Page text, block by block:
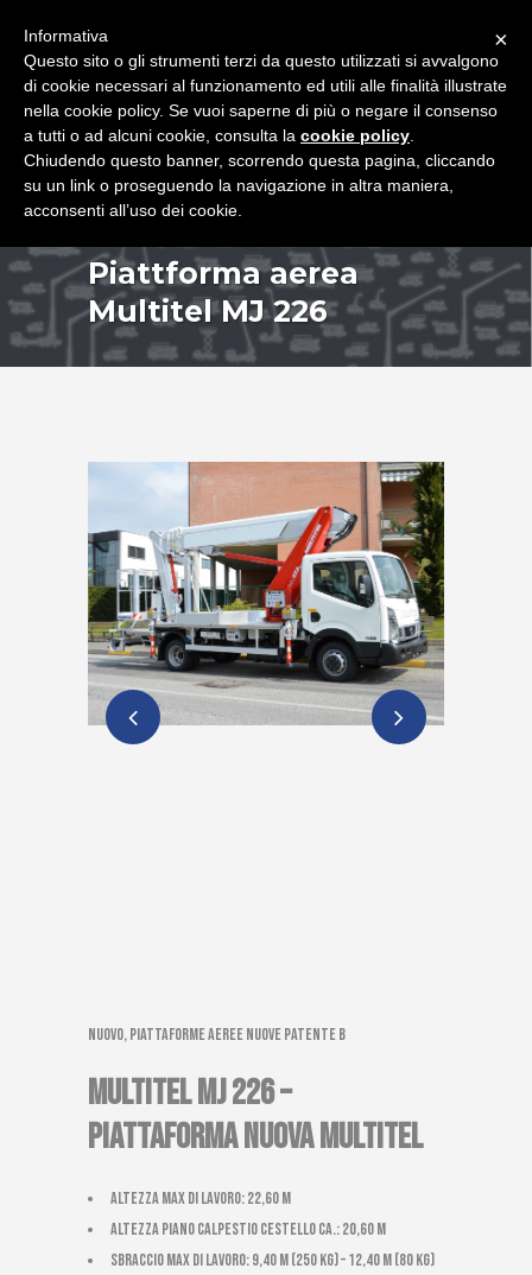
Piattforma aerea
Multitel MJ 226
Nuovo, Piattaforme aeree nuove patente B
MULTITEL MJ 226 –
PIATTAFORMA NUOVA MULTITEL
Altezza max di lavoro: 22,60 m
Altezza piano calpestio cestello ca.: 20,60 m
Sbraccio max di lavoro: 9,40 m (250 Kg) – 12,40 m (80 Kg)
×
Informativa
Questo sito o gli strumenti terzi da questo utilizzati si avvalgono
di cookie necessari al funzionamento ed utili alle finalità illustrate
nella cookie policy. Se vuoi saperne di più o negare il consenso
a tutti o ad alcuni cookie, consulta la cookie policy
Chiudendo questo banner, scorrendo questa pagina, cliccando
su un link o proseguendo la navigazione in altra maniera,
acconsenti all’uso dei cookie.